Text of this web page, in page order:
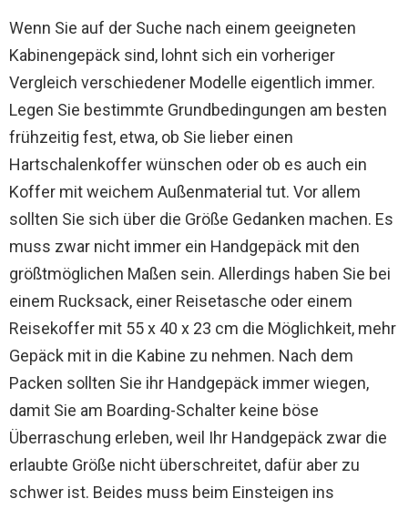
Wenn Sie auf der Suche nach einem geeigneten
Kabinengepäck sind, lohnt sich ein vorheriger
Vergleich verschiedener Modelle eigentlich immer.
Legen Sie bestimmte Grundbedingungen am besten
frühzeitig fest, etwa, ob Sie lieber einen
Hartschalenkoffer wünschen oder ob es auch ein
Koffer mit weichem Außenmaterial tut. Vor allem
sollten Sie sich über die Größe Gedanken machen. Es
muss zwar nicht immer ein Handgepäck mit den
größtmöglichen Maßen sein. Allerdings haben Sie bei
einem Rucksack, einer Reisetasche oder einem
Reisekoffer mit 55 x 40 x 23 cm die Möglichkeit, mehr
Gepäck mit in die Kabine zu nehmen. Nach dem
Packen sollten Sie ihr Handgepäck immer wiegen,
damit Sie am Boarding-Schalter keine böse
Überraschung erleben, weil Ihr Handgepäck zwar die
erlaubte Größe nicht überschreitet, dafür aber zu
schwer ist. Beides muss beim Einsteigen ins